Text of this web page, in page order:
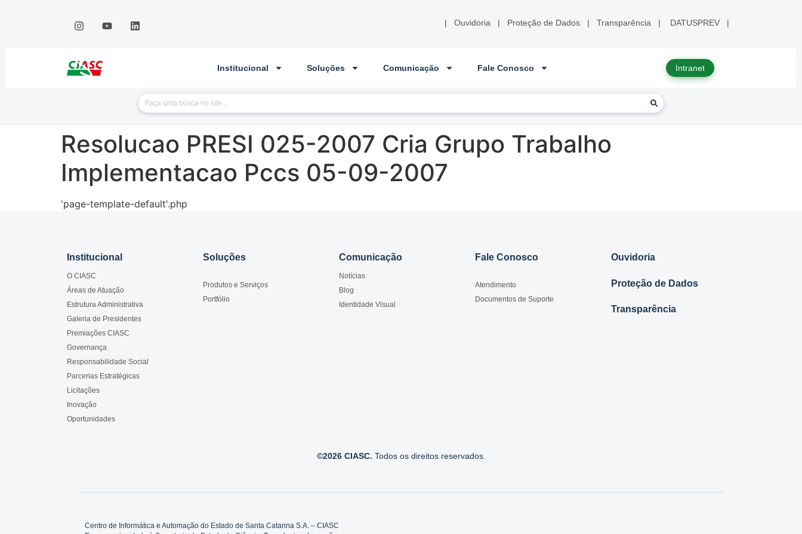
| Ouvidoria | Proteção de Dados | Transparência | DATUSPREV |
Institucional Soluções Comunicação Fale Conosco Intranet
Resolucao PRESI 025-2007 Cria Grupo Trabalho
Implementacao Pccs 05-09-2007
'page-template-default'.php
Institucional
O CIASC
Áreas de Atuação
Estrutura Administrativa
Galeria de Presidentes
Premiações CIASC
Governança
Responsabilidade Social
Parcerias Estratégicas
Licitações
Inovação
Oportunidades
Soluções
Produtos e Serviços
Portfólio
Comunicação
Notícias
Blog
Identidade Visual
Fale Conosco
Atendimento
Documentos de Suporte
Ouvidoria
Proteção de Dados
Transparência
©2026 CIASC. Todos os direitos reservados.
Centro de Informática e Automação do Estado de Santa Catarina S.A. – CIASC